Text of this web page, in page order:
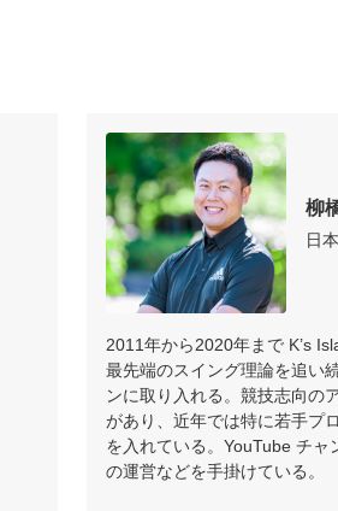
柳
日
2011年から2020年まで K’s
最先端のスイング理論を追い
ンに取り入れる。競技志向の
があり、近年では特に若手プ
を入れている。YouTube チ
の運営などを手掛けている。